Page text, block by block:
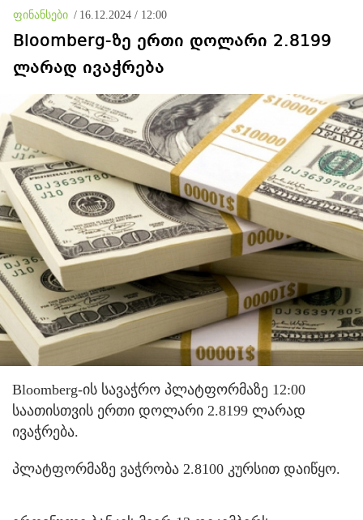
ფინანსები / 16.12.2024 / 12:00
Bloomberg-ზე ერთი დოლარი 2.8199
ლარად ივაჭრება
Bloomberg-ის სავაჭრო პლატფორმაზე 12:00
საათისთვის ერთი დოლარი 2.8199 ლარად
ივაჭრება.
პლატფორმაზე ვაჭრობა 2.8100 კურსით დაიწყო.